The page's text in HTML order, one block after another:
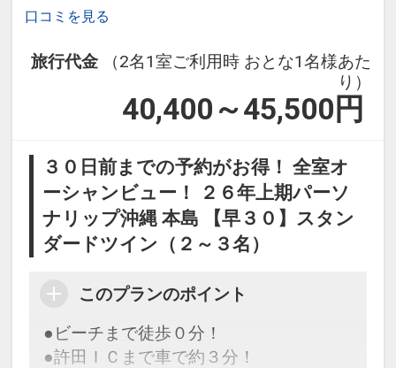
※展望浴場シーサイドサウナ
【営業時間】１０：００～２３：００
海やプールで思いっきりカラダを動かし
た後は、シーサイドサウナの大浴場で汗
もサッパリ。
ジェットバスとサウナで一日の疲れを取
チャージ♪
合があります。
口コミを見る
旅行代金
（2名1室ご利用時 おとな1名様あた
り）
40,400～45,500 円
３０日前までの予約がお得！ 全室オ
ーシャンビュー！ ２６年上期パーソ
ナリップ沖縄 本島 【早３０】スタン
ダードツイン（２～３名）
このプランのポイント
●ビーチまで徒歩０分！
●許田ＩＣまで車で約３分！